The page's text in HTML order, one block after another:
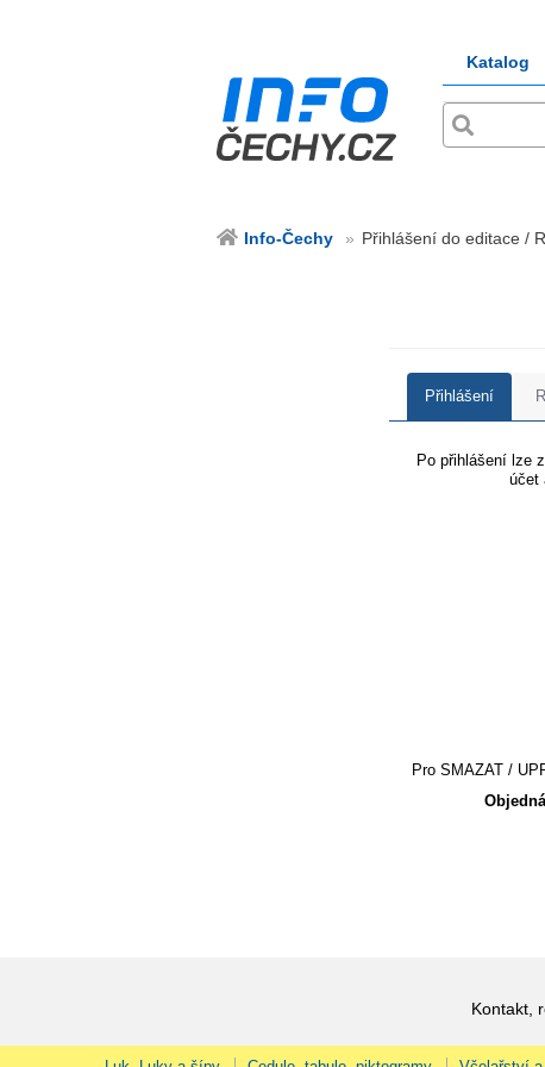
Katalog
Info-Čechy Přihlášení do editace /
Přihlášení
Po přihlášení lze
účet
Pro SMAZAT /
Kontakt,